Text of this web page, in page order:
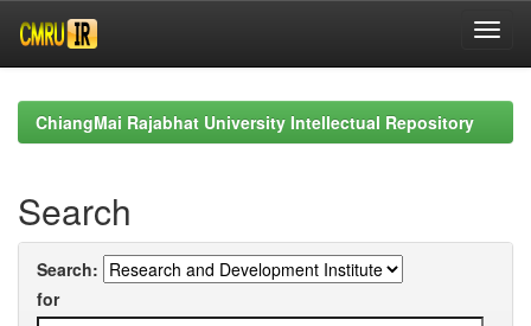
navigationChiangMai Rajabhat University Intellectual Repository
Search
Search:
for